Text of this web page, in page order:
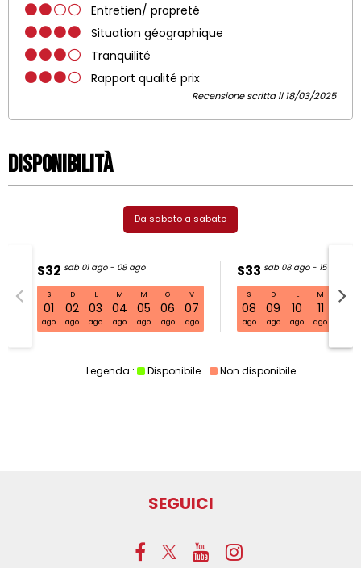
Entretien/ propreté
Situation géographique
Tranquilité
Rapport qualité prix
Recensione scritta il 18/03/2025
Disponibilità
Da sabato a sabato
S32 sab 01 ago - 08 ago
S
01
ago
D
02
ago
L
03
ago
M
04
ago
M
05
ago
G
06
ago
V
07
ago
S33 sab 08 ago - 15 ago
S
08
ago
D
09
ago
L
10
ago
M
11
ago
M
12
S32 sab 01 ago - 08 ago
Legenda : Disponibile Non disponibile
SEGUICI